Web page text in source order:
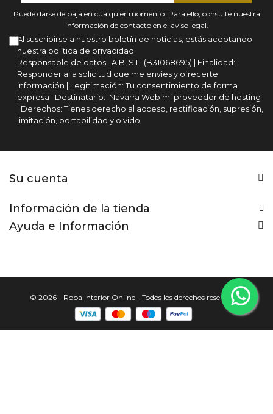
Puede darse de baja en cualquier momento. Para ello, consulte nuestra
información de contacto en el aviso legal.
Al suscribirse a nuestro boletín de noticias, estás aceptando
nuestra política de privacidad.
Responsable de datos: A.B, S.L. (B31068695) | Finalidad:
Responder a la solicitud que me envíes y ofrecerte
información | Legitimación: Tu consentimiento de forma
expresa | Destinatario: Navarra Web mi proveedor de hosting
| Derechos: Tienes derecho al acceso, rectificación, supresión,
limitación, portabilidad y olvido.
Su cuenta
Información de la tienda
Ayuda e Información
© 2026 - Ropa Interior Online - Todos los derechos reservados